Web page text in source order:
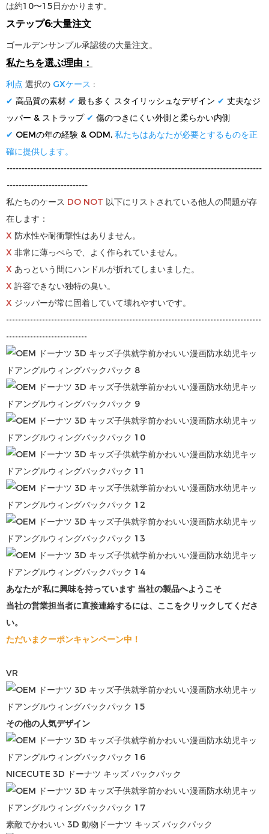
は約10〜15日かかります。
ステップ6:大量注文
ゴールデンサンプル承認後の大量注文。
私たちを選ぶ理由：
利点 選択の GXケース :
✔ 高品質の素材 ✔ 最も多く スタイリッシュなデザイン ✔ 丈夫なジ
ッパー & ストラップ ✔ 傷のつきにくい外側と柔らかい内側
✔ OEMの年の経験 & ODM, 私たちはあなたが必要とするものを正
確に提供します。
-------------------------------------------------------------------------------------
---------------------------
私たちのケース DO NOT 以下にリストされている他人の問題が存
在します：
X 防水性や耐衝撃性はありません。
X 非常に薄っぺらで、よく作られていません。
X あっという間にハンドルが折れてしまいました。
X 許容できない独特の臭い。
X ジッパーが常に固着していて壊れやすいです。
-------------------------------------------------------------------------------------
---------------------------
あなたが’私に興味を持っています 当社の製品へようこそ
当社の営業担当者に直接連絡するには、ここをクリックしてくださ
い。
ただいまクーポンキャンペーン中！
VR
その他の人気デザイン
NICECUTE 3D ドーナツ キッズ バックパック
素敵でかわいい 3D 動物ドーナツ キッズ バックパック